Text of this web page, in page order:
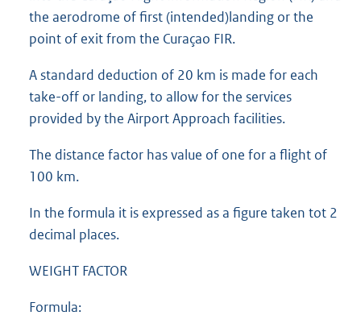
the aerodrome of first (intended)landing or the
point of exit from the Curaçao FIR.
A standard deduction of 20 km is made for each
take-off or landing, to allow for the services
provided by the Airport Approach facilities.
The distance factor has value of one for a flight of
100 km.
In the formula it is expressed as a figure taken tot 2
decimal places.
WEIGHT FACTOR
Formula: